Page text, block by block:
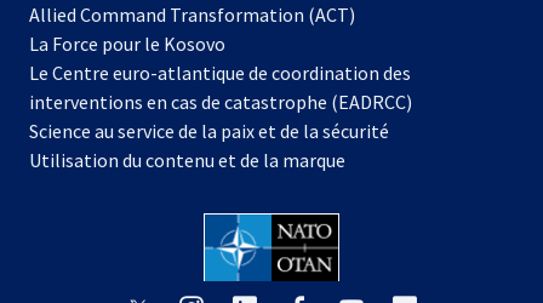
dans
nouvel
onglet
Allied Command Transformation (ACT)
La Force pour le Kosovo
dans
un
nouvel
onglet
Le Centre euro-atlantique de coordination des
interventions en cas de catastrophe (EADRCC)
Science au service de la paix et de la sécurité
Utilisation du contenu et de la marque